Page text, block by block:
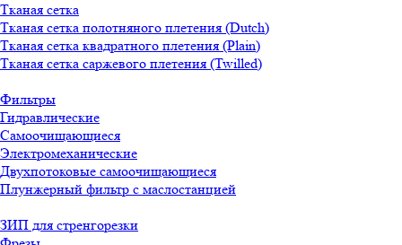
Тканая сетка
Тканая сетка полотняного плетения (Dutch)
Тканая сетка квадратного плетения (Plain)
Тканая сетка саржевого плетения (Twilled)
Фильтры
Гидравлические
Самоочищающиеся
Электромеханические
Двухпотоковые самоочищающиеся
Плунжерный фильтр с маслостанцией
ЗИП для стренгорезки